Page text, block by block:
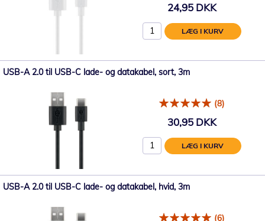
24,95 DKK
LÆG I KURV
USB-A 2.0 til USB-C lade- og datakabel, sort, 3m
(8)
30,95 DKK
LÆG I KURV
USB-A 2.0 til USB-C lade- og datakabel, hvid, 3m
(6)